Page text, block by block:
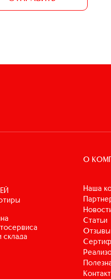
склада
О
Наша
Статьи
Отзывы